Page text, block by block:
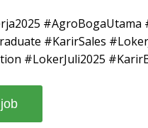
#AgroBogaUtama
#KarirSales
#LokerJuli2025